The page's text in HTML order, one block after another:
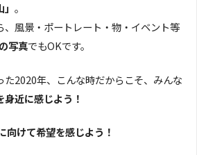
。
、風景・ポートレート・物・イベント等
写真でもOKです。
た2020年、こんな時だからこそ、みんな
身近に感じよう！
向けて希望を感じよう！